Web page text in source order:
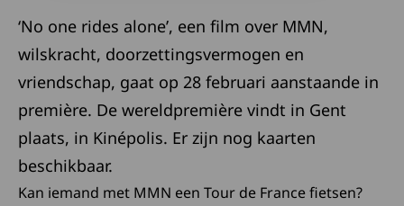
‘No one rides alone’, een film over MMN,
wilskracht, doorzettingsvermogen en
vriendschap, gaat op 28 februari aanstaande in
première. De wereldpremière vindt in Gent
plaats, in Kinépolis. Er zijn nog kaarten
beschikbaar.
Kan iemand met MMN een Tour de France fietsen?